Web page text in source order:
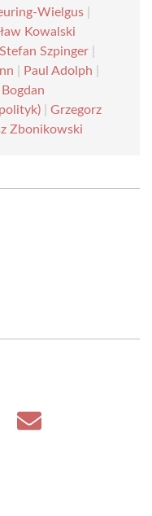
Wielgus
Kowalski
Stefan Szpinger
Paul Adolph
Bogdan
Grzegorz
Zbonikowski
Share